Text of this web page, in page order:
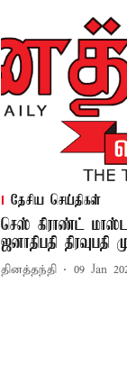
தேசிய செய்திகள்
செஸ் கிராண்ட்
ஜனாதிபதி திரவுபதி
தினத்தந்தி 09 Jan